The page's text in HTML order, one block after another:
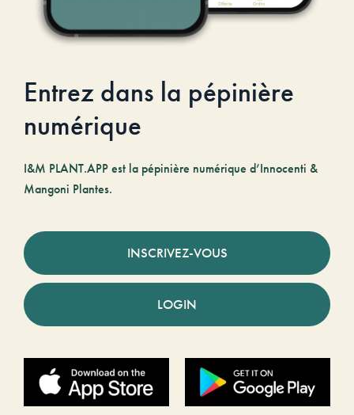
Entrez dans la pépinière
numérique
I&M PLANT.APP est la pépinière numérique d’Innocenti &
Mangoni Plantes.
INSCRIVEZ-VOUS
LOGIN